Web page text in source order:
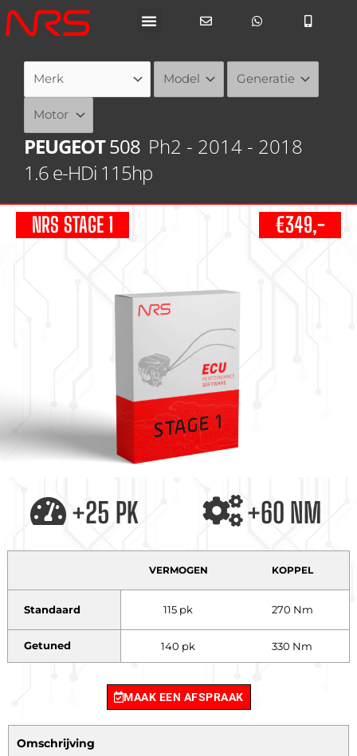
Ga
naar
PEUGEOT508 Ph2 - 2014 - 2018
1.6 e-HDi 115hp
NRS STAGE 1 €349,-
+25 PK +60 NM
VERMOGEN KOPPEL
Standaard 115 pk 270 Nm
Getuned 140 pk 330 Nm
MAAK EEN AFSPRAAK
Omschrijving